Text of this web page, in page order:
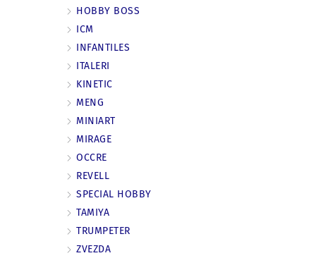
HOBBY BOSS
ICM
INFANTILES
ITALERI
KINETIC
MENG
MINIART
MIRAGE
OCCRE
REVELL
SPECIAL HOBBY
TAMIYA
TRUMPETER
ZVEZDA